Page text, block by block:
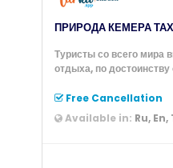
ПРИРОДА КЕМЕРА
Туристы со всего мира
отдыха, по
Free Cancellation
Available in: Ru, En,